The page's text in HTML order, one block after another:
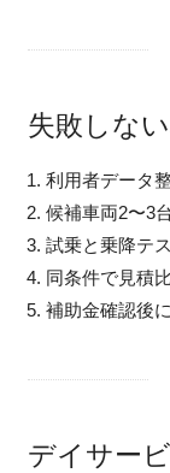
失敗しな
利用者データ
候補車両2〜3
試乗と乗降テ
同条件で見積
補助金確認後
デイサー